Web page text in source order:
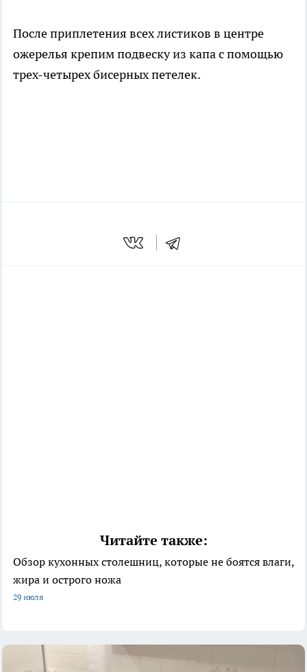
После приплетения всех листиков в центре
ожерелья крепим подвеску из капа с помощью
трех-четырех бисерных петелек.
Читайте также:
Обзор кухонных столешниц, которые не боятся влаги,
жира и острого ножа
29 июля